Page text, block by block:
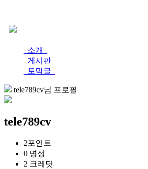
소개
게시판
토막글
tele789cv님 프로필
tele789cv
2포인트
0 명성
2 크레딧